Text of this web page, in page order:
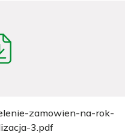
zamowien-na-rok-
3.pdf